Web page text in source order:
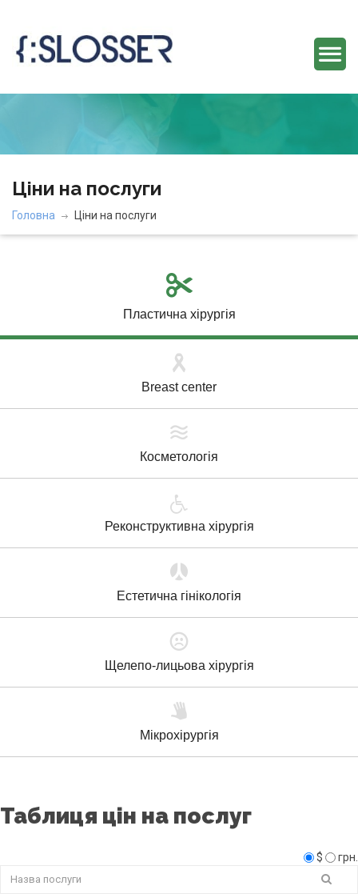
Ціни на послуги
Головна Ціни на послуги
Пластична хірургія
Breast center
Косметологія
Реконструктивна хірургія
Естетична гінікологія
Щелепо-лицьова хірургія
Мікрохірургія
Таблиця цін на послуг
$ грн.